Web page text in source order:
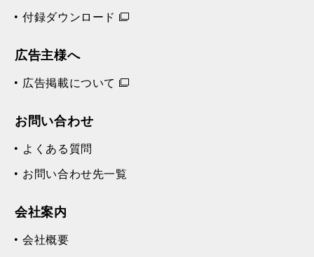
付録ダウンロード
広告主様へ
広告掲載について
お問い合わせ
よくある質問
お問い合わせ先一覧
会社案内
会社概要